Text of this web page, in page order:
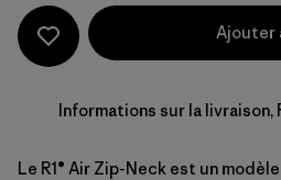
Ajouter
Informations sur la livraison,
Le R1® Air Zip-Neck est un